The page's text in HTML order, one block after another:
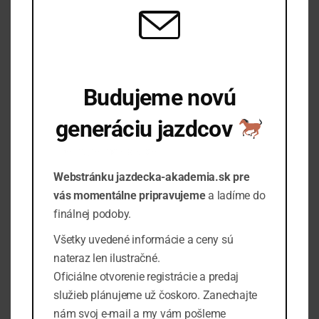
Pre koho sú e-booky určené?
✔ Začiatočníkov, ktorí chcú pochopiť základy
✔ Jazdcov všetkých úrovní
✔ Ľudí, ktorí chcú svojmu koňovi lepšie rozumieť
✔ Každého, komu záleží na spokojnom a zdravom koni
Prečo si vybrať naše e-booky?
Pretože veríme, že skutočná zmena nezačína v sedle.
Budujeme novú
generáciu jazdcov
Webstránku jazdecka-akademia.sk pre
vás momentálne pripravujemea ladíme do
finálnej podoby.
Všetky uvedené informácie a ceny sú
nateraz len ilustračné.
Oficiálne otvorenie registrácie a predaj
služieb plánujeme už čoskoro. Zanechajte
nám svoj e-mail a my vám pošleme